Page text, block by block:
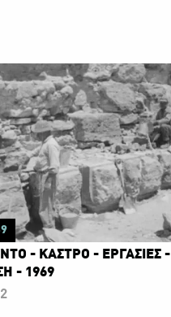
- ΚΑΣΤΡΟ - ΕΡΓΑΣΙΕΣ -
- 1969